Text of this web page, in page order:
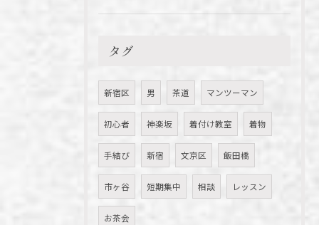
タグ
新宿区 男 茶道 マンツーマン
初心者 神楽坂 着付け教室 着物
手結び 新宿 文京区 飯田橋
市ヶ谷 短期集中 相談 レッスン
お茶会